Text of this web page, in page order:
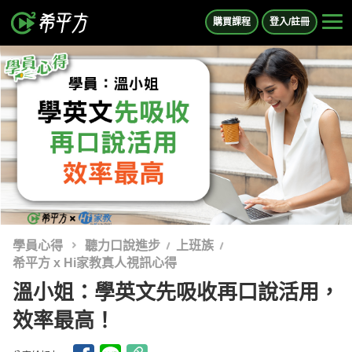
購買課程 登入/註冊
學員心得 聽力口說進步
上班族
希平方 x Hi家教真人視訊心得
溫小姐：學英文先吸收再口說活用，
效率最高！